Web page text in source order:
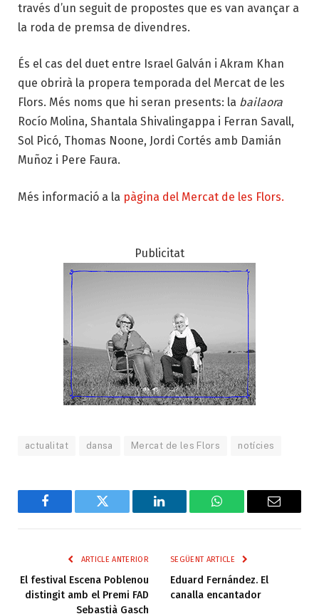
través d’un seguit de propostes que es van avançar a
la roda de premsa de divendres.
És el cas del duet entre Israel Galván i Akram Khan
que obrirà la propera temporada del Mercat de les
Flors. Més noms que hi seran presents: la bailaora
Rocío Molina, Shantala Shivalingappa i Ferran Savall,
Sol Picó, Thomas Noone, Jordi Cortés amb Damián
Muñoz i Pere Faura.
Més informació a la pàgina del Mercat de les Flors.
Publicitat
actualitat dansa Mercat de les Flors notícies
Facebook Twitter LinkedIn WhatsAppEmail
ARTICLE ANTERIOR
El festival Escena Poblenou
distingit amb el Premi FAD
Sebastià Gasch
SEGÜENT ARTICLE
Eduard Fernández. El
canalla encantador